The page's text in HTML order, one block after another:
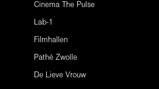
Cinema The Pulse
Lab-1
Filmhallen
Pathé Zwolle
De Lieve Vrouw